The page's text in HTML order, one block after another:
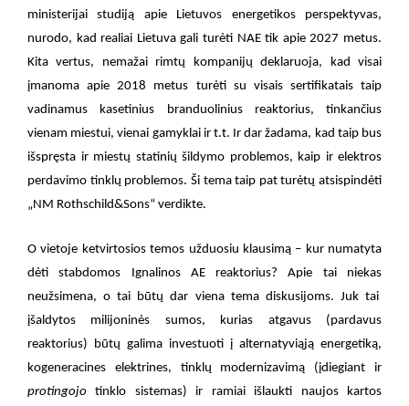
ministerijai studiją apie Lietuvos energetikos perspektyvas,
nurodo, kad realiai Lietuva gali turėti NAE tik apie 2027 metus.
Kita vertus, nemažai rimtų kompanijų deklaruoja, kad visai
įmanoma apie 2018 metus turėti su visais sertifikatais taip
vadinamus kasetinius branduolinius reaktorius, tinkančius
vienam miestui, vienai gamyklai ir t.t. Ir dar žadama, kad taip bus
išspręsta ir miestų statinių šildymo problemos, kaip ir elektros
perdavimo tinklų problemos. Ši tema taip pat turėtų atsispindėti
„NM Rothschild&Sons“ verdikte.
O vietoje ketvirtosios temos užduosiu klausimą – kur numatyta
dėti stabdomos Ignalinos AE reaktorius? Apie tai niekas
neužsimena, o tai būtų dar viena tema diskusijoms. Juk tai
įšaldytos milijoninės sumos, kurias atgavus (pardavus
reaktorius) būtų galima investuoti į alternatyviąją energetiką,
kogeneracines elektrines, tinklų modernizavimą (įdiegiant ir
protingojo tinklo sistemas) ir ramiai išlaukti naujos kartos